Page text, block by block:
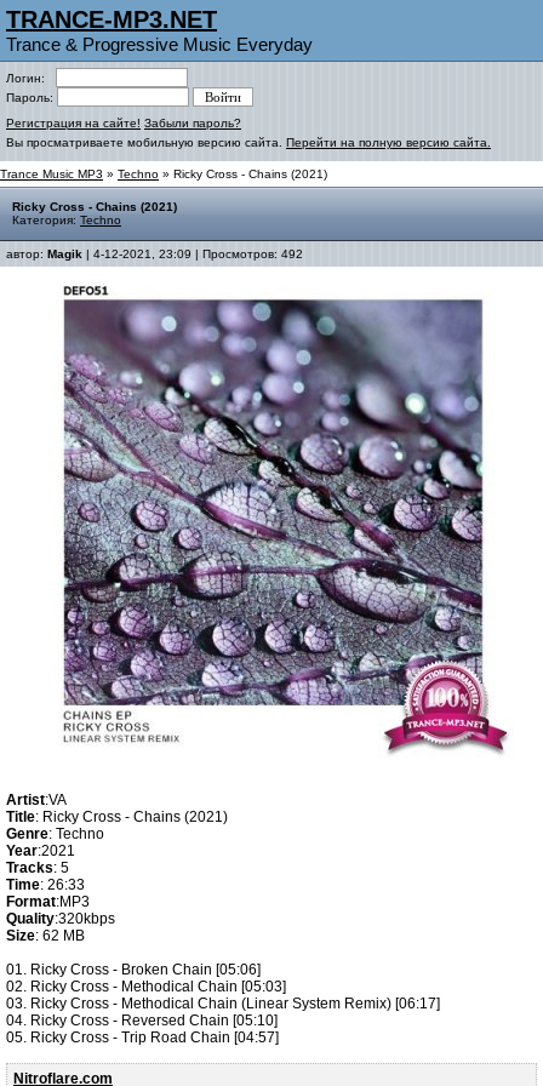
TRANCE-MP3.NET
Trance & Progressive Music Everyday
Логин:
Пароль:
Регистрация на сайте! Забыли пароль?
Вы просматриваете мобильную версию сайта. Перейти на полную версию сайта.
Trance Music MP3 » Techno » Ricky Cross - Chains (2021)
Ricky Cross - Chains (2021)
Категория: Techno
автор: Magik | 4-12-2021, 23:09 | Просмотров: 492
Artist:VA
Title: Ricky Cross - Chains (2021)
Genre: Techno
Year:2021
Tracks: 5
Time: 26:33
Format:MP3
Quality:320kbps
Size: 62 MB
01. Ricky Cross - Broken Chain [05:06]
02. Ricky Cross - Methodical Chain [05:03]
03. Ricky Cross - Methodical Chain (Linear System Remix) [06:17]
04. Ricky Cross - Reversed Chain [05:10]
05. Ricky Cross - Trip Road Chain [04:57]
Nitroflare.com